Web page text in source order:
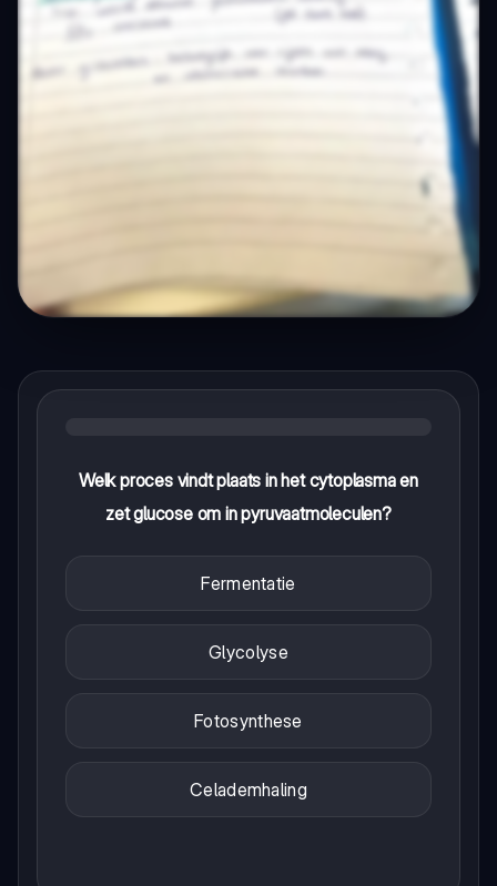
Welk proces vindt plaats in het cytoplasma en
zet glucose om in pyruvaatmoleculen?
Fermentatie
Glycolyse
Fotosynthese
Celademhaling